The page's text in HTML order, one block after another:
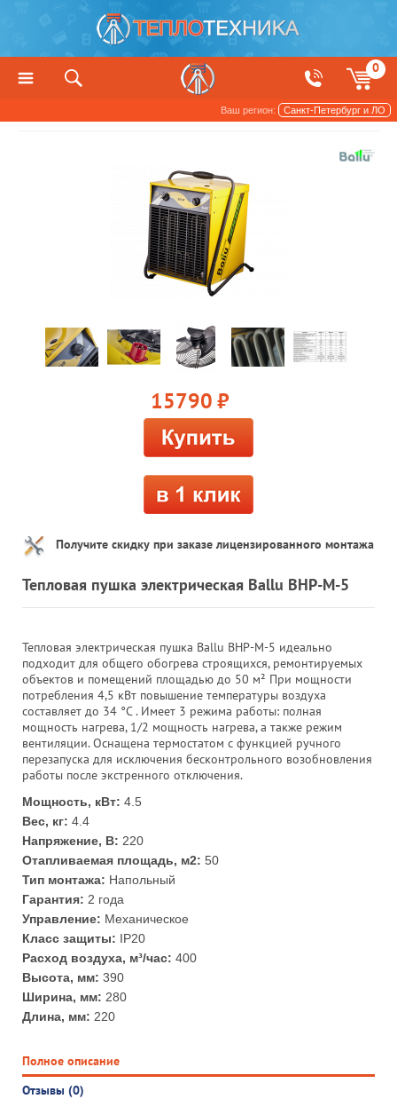
0
Ваш регион: Санкт-Петербург и ЛО
15790 руб.
Получите скидку при заказе лицензированного монтажа
Тепловая пушка электрическая Ballu BHP-M-5
Тепловая электрическая пушка Ballu BHP-M-5 идеально
подходит для общего обогрева строящихся, ремонтируемых
объектов и помещений площадью до 50 м² При мощности
потребления 4,5 кВт повышение температуры воздуха
составляет до 34 °C . Имеет 3 режима работы: полная
мощность нагрева, 1/2 мощность нагрева, а также режим
вентиляции. Оснащена термостатом с функцией ручного
перезапуска для исключения бесконтрольного возобновления
работы после экстренного отключения.
Мощность, кВт: 4.5
Вес, кг: 4.4
Напряжение, В: 220
Отапливаемая площадь, м2: 50
Тип монтажа: Напольный
Гарантия: 2 года
Управление: Механическое
Класс защиты: IP20
Расход воздуха, м³/час: 400
Высота, мм: 390
Ширина, мм: 280
Длина, мм: 220
Полное описание
Отзывы (0)